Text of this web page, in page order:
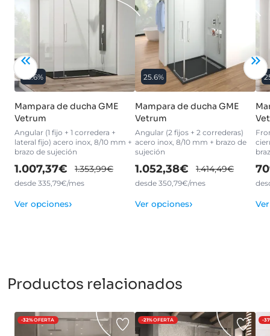
25.6%
Mampara de ducha GME
Vetrum
Angular (1 fijo + 1 corredera +
lateral fijo) acero inox, 8/10 mm +
brazo de sujeción
1.007,37€ 1.353,99€
desde 335,79€/mes
Ver opciones›
25.6%
Mampara de ducha GME
Vetrum
Angular (2 fijos + 2 correderas)
acero inox, 8/10 mm + brazo de
sujeción
1.052,38€ 1.414,49€
desde 350,79€/mes
Ver opciones›
Productos relacionados
-32%OFERTA -21%OFERTA -